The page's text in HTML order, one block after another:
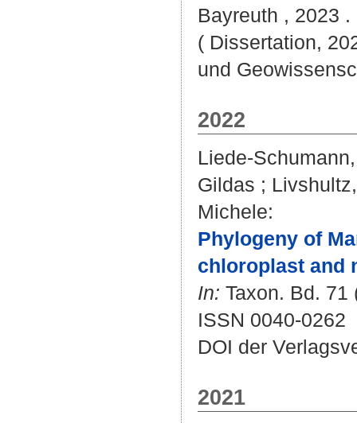
Bayreuth , 2023
( Dissertation,
und
2022
Liede-
Gildas ;
Michele:
Phylogeny of
chloroplast and
In: Taxon. Bd. 71
ISSN 0040-0262
DOI der
2021